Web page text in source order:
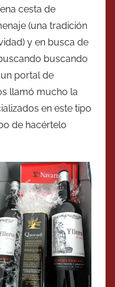
cesta de
(una tradición
y en busca de
buscando
un portal de
llamó mucho la
en este tipo
de hacértelo